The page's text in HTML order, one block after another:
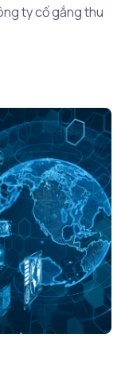
ty cố gắng thu